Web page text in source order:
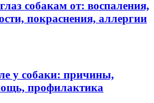
собакам от: воспаления,
покраснения, аллергии
у собаки: причины,
профилактика